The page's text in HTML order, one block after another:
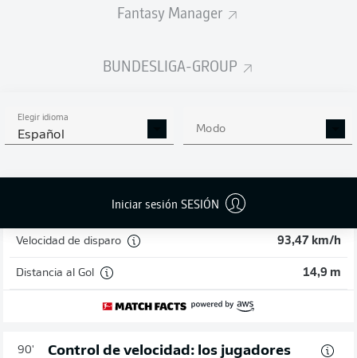
Fantasy Manager
BUNDESLIGA-GROUP
Elegir idioma
Español Modo
Iniciar sesión SESIÓN
¡GOL!
Probabilidad de gol
Velocidad de disparo 93,47 km/h
Distancia al Gol 14,9 m
90'
Control de velocidad: los jugadores